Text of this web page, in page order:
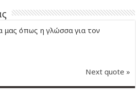
μας όπως η γλώσσα για τον
Next quote »